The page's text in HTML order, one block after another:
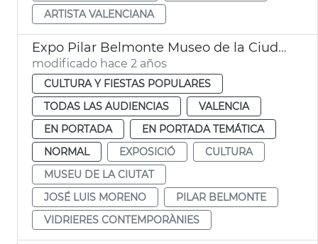
ARTISTA VALENCIANA
Expo Pilar Belmonte Museo de la Ciudad
modificado hace 2 años
CULTURA Y FIESTAS POPULARES
TODAS LAS AUDIENCIAS
VALENCIA
EN PORTADA
EN PORTADA TEMÁTICA
NORMAL
EXPOSICIÓ
CULTURA
MUSEU DE LA CIUTAT
JOSÉ LUIS MORENO
PILAR BELMONTE
VIDRIERES CONTEMPORÀNIES